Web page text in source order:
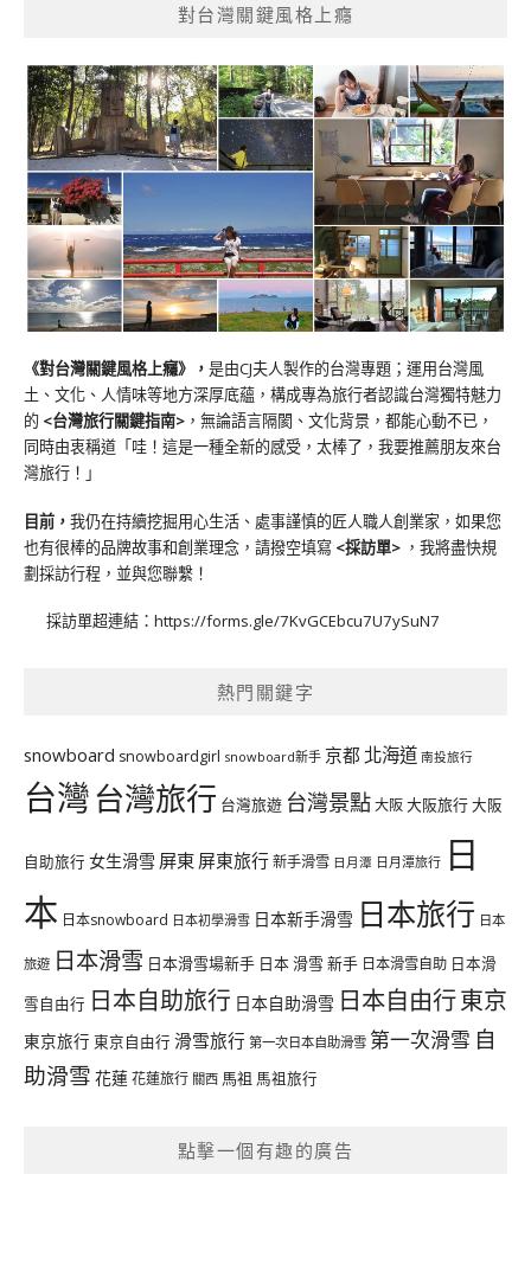
對台灣關鍵風格上癮
《對台灣關鍵風格上癮》 ， 是由CJ夫人製作的台灣專題；運用台灣風
土、文化、人情味等地方深厚底蘊，構成專為旅行者認識台灣獨特魅力
的 <台灣旅行關鍵指南> ，無論語言隔閡、文化背景，都能心動不已，
同時由衷稱道「哇！這是一種全新的感受，太棒了，我要推薦朋友來台
灣旅行！」
目前， 我仍在持續挖掘用心生活、處事謹慎的匠人職人創業家，如果您
也有很棒的品牌故事和創業理念，請撥空填寫 <採訪單> ，我將盡快規
劃採訪行程，並與您聯繫！
採訪單超連結： https://forms.gle/7KvGCEbcu7U7ySuN7
熱門關鍵字
snowboard snowboardgirl snowboard新手 京都 北海道 南投旅行
台灣台灣旅行 台灣旅遊 台灣景點大阪大阪旅行大阪
自助旅行 女生滑雪 屏東 屏東旅行新手滑雪 日月潭 日月潭旅行 日
本 日本snowboard 日本初學滑雪 日本新手滑雪 日本旅行 日本
旅遊 日本滑雪 日本滑雪場新手 日本 滑雪 新手 日本滑雪自助 日本滑
雪自由行 日本自助旅行 日本自助滑雪 日本自由行東京
東京旅行 東京自由行 滑雪旅行 第一次日本自助滑雪 第一次滑雪 自
助滑雪 花蓮花蓮旅行 關西 馬祖 馬祖旅行
點擊一個有趣的廣告